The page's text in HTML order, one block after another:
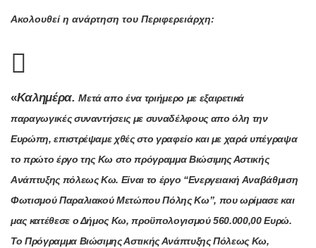
Ακολουθεί η ανάρτηση του Περιφερειάρχη:
«Καλημέρα.Μετά απο ένα τριήμερο με εξαιρετικά
παραγωγικές συναντήσεις με συναδέλφους απο όλη την
Ευρώπη, επιστρέψαμε χθές στο γραφείο και με χαρά υπέγραψα
το πρώτο έργο της Κω στο πρόγραμμα Βιώσιμης Αστικής
Ανάπτυξης πόλεως Κω. Είναι το έργο “Ενεργειακή Αναβάθμιση
Φωτισμού Παραλιακού Μετώπου Πόλης Κω”, που ωρίμασε και
μας κατέθεσε ο Δήμος Κω, προϋπολογισμού 560.000,00 Ευρώ.
Το Πρόγραμμα Βιώσιμης Αστικής Ανάπτυξης Πόλεως Κω,